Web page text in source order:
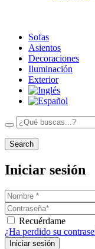
Sofas
Asientos
Decoraciones
Iluminación
Exterior
Search
Iniciar sesión
Recuérdame
¿Ha perdido su